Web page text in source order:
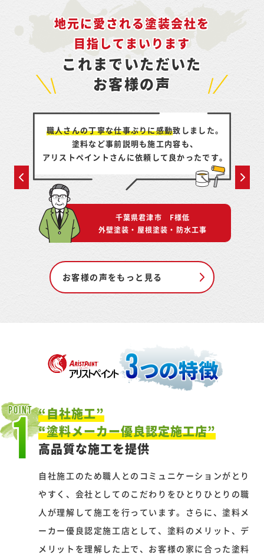
地元に愛される塗装会社を
目指してまいります
これまでいただいた
お客様の声
職人さんの丁寧な仕事ぶりに感動致しました。
塗料など事前説明も施工内容も、
アリストペイントさんに依頼して良かったです。
千葉県君津市 F様低
外壁塗装・屋根塗装・防水工事
お客様の声をもっと見る
POINT
1
“自社施工”
“塗料メーカー優良認定施工店”
高品質な施工を提供
自社施工のため職人とのコミュニケーションがとり
やすく、会社としてのこだわりをひとりひとりの職
人が理解して施工を行っています。さらに、塗料メ
ーカー優良認定施工店として、塗料のメリット、デ
メリットを理解した上で、お客様の家に合った塗料